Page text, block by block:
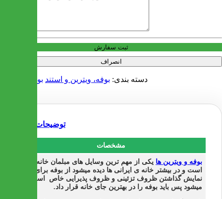
ثبت سفارش
انصراف
دسته بندی: بوفه، ویترین و استند بوفه و ویترین
توضیحات
مشخصات
بوفه و ویترین ها یکی از مهم ترین وسایل های مبلمان خانه
است و در بیشتر خانه ی ایرانی ها دیده میشود از بوفه برای به
نمایش گذاشتن ظروف تزئینی و ظروف پذیرایی خاص استفاده
میشود پس باید بوفه را در بهترین جای خانه قرار داد.